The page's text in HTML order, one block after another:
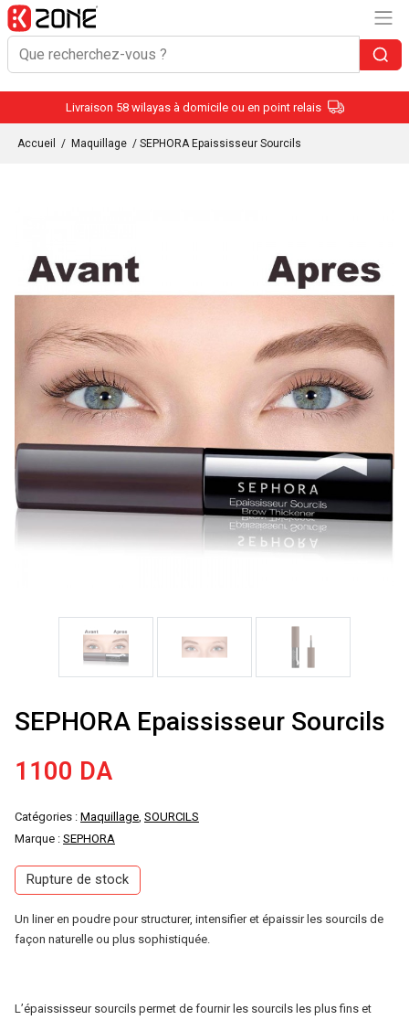
Livraison 58 wilayas à domicile ou en point relais
Accueil / Maquillage / SEPHORA Epaississeur Sourcils
SEPHORA Epaississeur Sourcils
1100 DA
Catégories : Maquillage, SOURCILS
Marque : SEPHORA
Rupture de stock
Un liner en poudre pour structurer, intensifier et épaissir les sourcils de
façon naturelle ou plus sophistiquée.
L’épaississeur sourcils permet de fournir les sourcils les plus fins et